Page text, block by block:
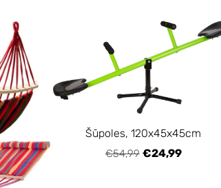
Šūpoles, 120x45x45cm
€54,99 €24,99